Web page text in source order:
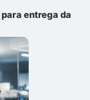
entrega da